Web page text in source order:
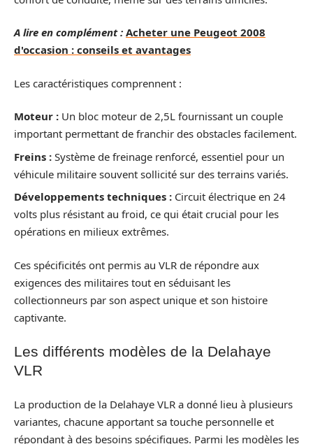
A lire en complément : Acheter une Peugeot 2008
d'occasion : conseils et avantages
Les caractéristiques comprennent :
Moteur : Un bloc moteur de 2,5L fournissant un couple
important permettant de franchir des obstacles facilement.
Freins : Système de freinage renforcé, essentiel pour un
véhicule militaire souvent sollicité sur des terrains variés.
Développements techniques : Circuit électrique en 24
volts plus résistant au froid, ce qui était crucial pour les
opérations en milieux extrêmes.
Ces spécificités ont permis au VLR de répondre aux
exigences des militaires tout en séduisant les
collectionneurs par son aspect unique et son histoire
captivante.
Les différents modèles de la Delahaye
VLR
La production de la Delahaye VLR a donné lieu à plusieurs
variantes, chacune apportant sa touche personnelle et
répondant à des besoins spécifiques. Parmi les modèles les